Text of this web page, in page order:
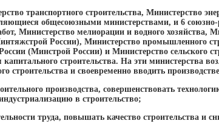
транспортного строительства, Министерство
общесоюзными министерствами, и 6
Министерство мелиорации и водного хозяйства,
России), Министерство npoмышленного
(Минстрой России) и Министерство сельского
строительства. На эти министерства
строительства и своевременно вводить
производства, совершенствовать
в строительство;
труда, повышать качество строительства и